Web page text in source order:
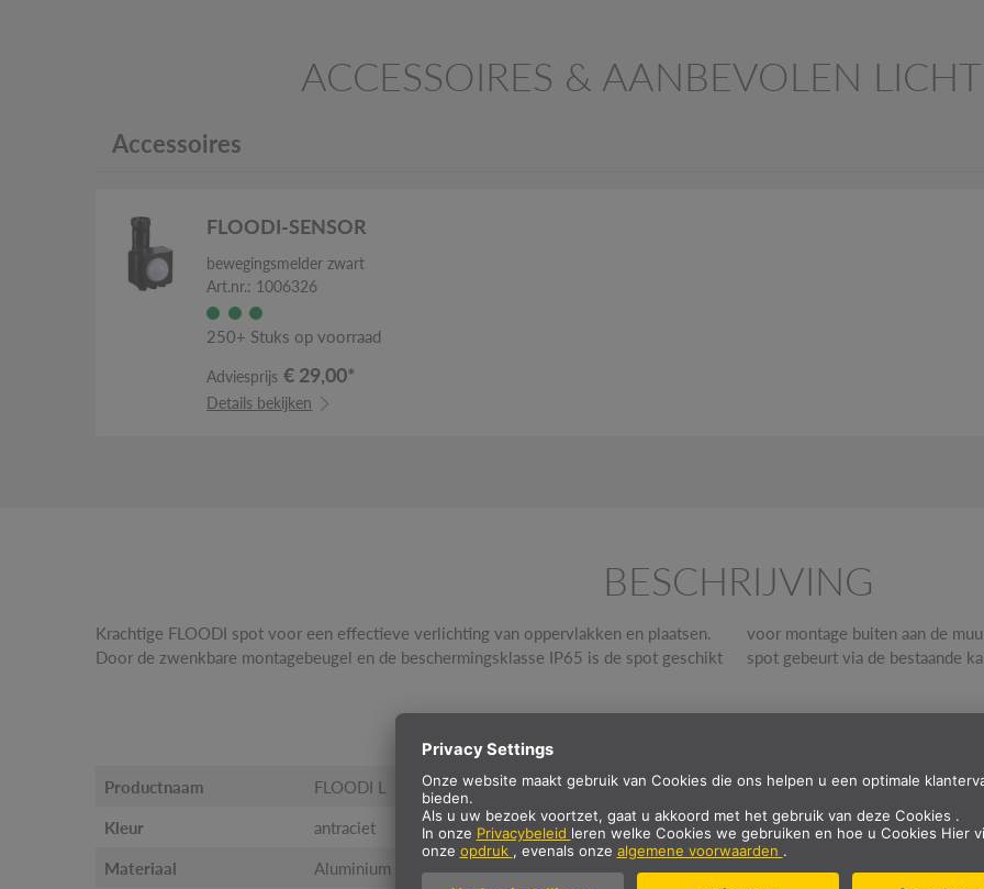
ACCESSOIRES & AANBEVOLEN
Accessoires
FLOODI-SENSOR
bewegingsmelder zwart
Art.nr.: 1006326
250+ Stuks op voorraad
Adviesprijs € 29,00*
Details bekijken
BESCHRIJVING
Krachtige FLOODI spot voor een effectieve verlichting van oppervlakken en plaatsen.
Door de zwenkbare montagebeugel en de beschermingsklasse IP65 is de spot geschikt
voor montage buiten aan de muur, plafond en grond. De elektrische aansluiting van de
spot gebeurt via de bestaande
TECHNISCHE
Productnaam FLOODI L
Kleur antraciet
Materiaal Aluminium
Hoogte 24.5 cm
Draai- of kantelbaar zwenkbaar
Verticaal kantelbereik 180 °